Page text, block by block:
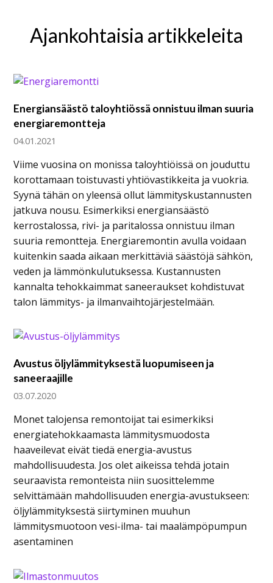
Ajankohtaisia artikkeleita
Energiansäästö taloyhtiössä onnistuu ilman suuria
energiaremontteja
04.01.2021
Viime vuosina on monissa taloyhtiöissä on jouduttu
korottamaan toistuvasti yhtiövastikkeita ja vuokria.
Syynä tähän on yleensä ollut lämmityskustannusten
jatkuva nousu. Esimerkiksi energiansäästö
kerrostalossa, rivi- ja paritalossa onnistuu ilman
suuria remontteja. Energiaremontin avulla voidaan
kuitenkin saada aikaan merkittäviä säästöjä sähkön,
veden ja lämmönkulutuksessa. Kustannusten
kannalta tehokkaimmat saneeraukset kohdistuvat
talon lämmitys- ja ilmanvaihtojärjestelmään.
Avustus öljylämmityksestä luopumiseen ja
saneeraajille
03.07.2020
Monet talojensa remontoijat tai esimerkiksi
energiatehokkaamasta lämmitysmuodosta
haaveilevat eivät tiedä energia-avustus
mahdollisuudesta. Jos olet aikeissa tehdä jotain
seuraavista remonteista niin suosittelemme
selvittämään mahdollisuuden energia-avustukseen:
öljylämmityksestä siirtyminen muuhun
lämmitysmuotoon vesi-ilma- tai maalämpöpumpun
asentaminen